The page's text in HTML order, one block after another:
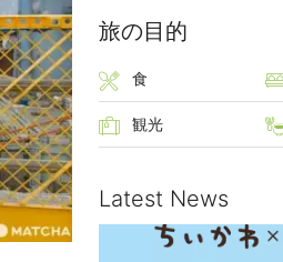
旅の目的
食
観光
Latest News